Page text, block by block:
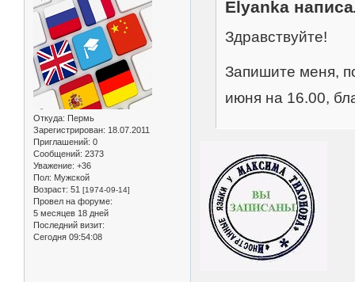
Откуда: Пермь
Зарегистрирован: 18.07.2011
Приглашений: 0
Сообщений: 2373
Уважение: +36
Пол: Мужской
Возраст: 51 [1974-09-14]
Провел на форуме:
5 месяцев 18 дней
Последний визит:
Сегодня 09:54:08
Elyanka
Здравствуйте!
Запишите меня,
июня на 16.00,